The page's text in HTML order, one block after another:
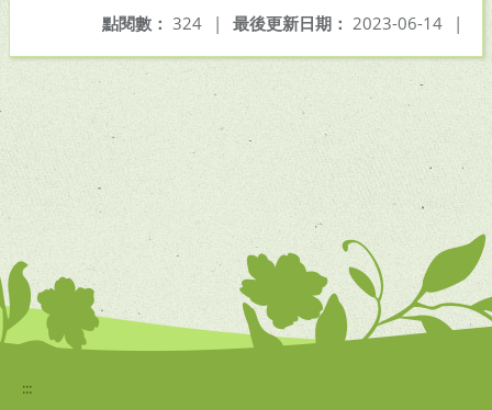
最後更新日期： 2023-06-14 |
點閱數： 324 |
:::